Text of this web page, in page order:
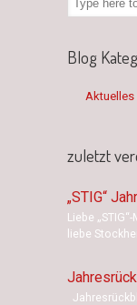
Blog
Aktuelles
zuletzt
„STIG“
Liebe
liebe